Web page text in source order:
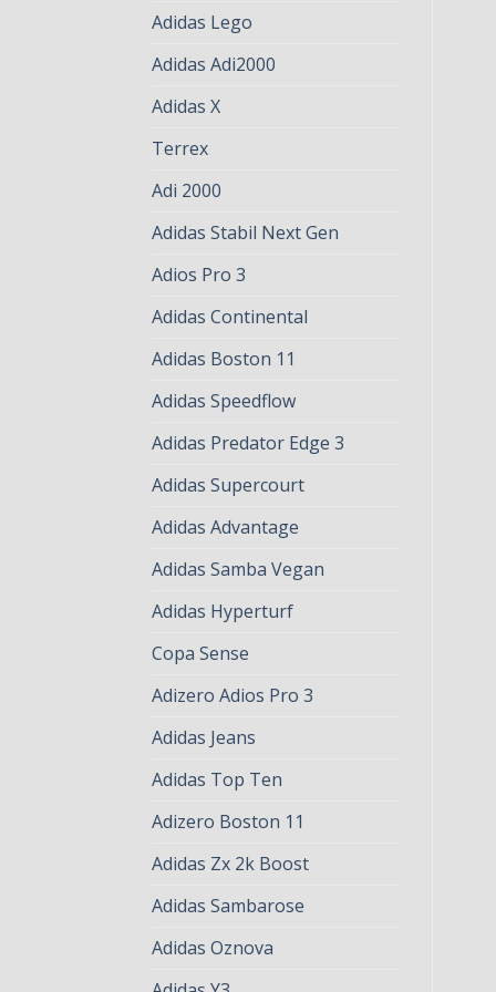
Adidas Lego
Adidas Adi2000
Adidas X
Terrex
Adi 2000
Adidas Stabil Next Gen
Adios Pro 3
Adidas Continental
Adidas Boston 11
Adidas Speedflow
Adidas Predator Edge 3
Adidas Supercourt
Adidas Advantage
Adidas Samba Vegan
Adidas Hyperturf
Copa Sense
Adizero Adios Pro 3
Adidas Jeans
Adidas Top Ten
Adizero Boston 11
Adidas Zx 2k Boost
Adidas Sambarose
Adidas Oznova